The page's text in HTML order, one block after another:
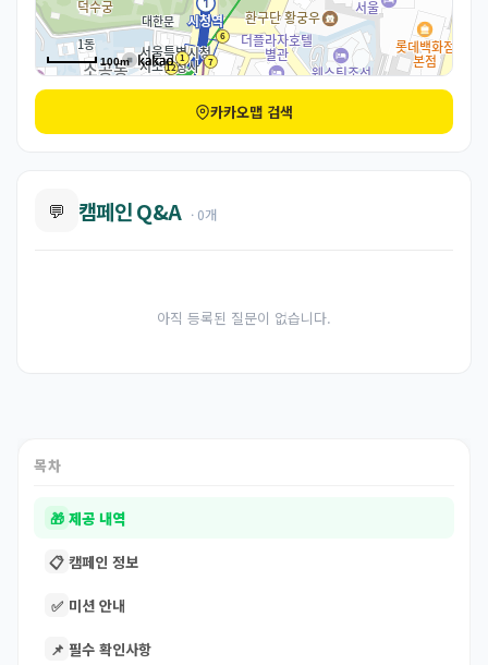
100m
카카오맵 검색
💬 캠페인 Q&A · 0개
아직 등록된 질문이 없습니다.
목차
🎁 제공 내역
📋 캠페인 정보
✅ 미션 안내
📌 필수 확인사항